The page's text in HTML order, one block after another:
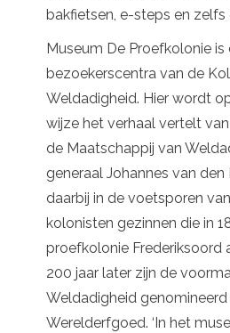
bakfietsen, e-steps en
Museum De Proefkolonie is
bezoekerscentra van de
Weldadigheid. Hier wordt
wijze het verhaal vertelt
de Maatschappij van
generaal Johannes van
daarbij in de voetsporen
kolonisten gezinnen die in
proefkolonie Frederiksoord
200 jaar later zijn de
Weldadigheid genomineerd
Werelderfgoed. ‘In het